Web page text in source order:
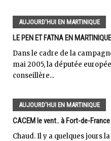
AUJOURD'HUI EN MARTINIQUE
LE PEN ET FATNA EN MARTINIQUE
Dans le cadre de la
mai 2005, la députée
conseillère...
AUJOURD'HUI EN MARTINIQUE
CACEM le vent.. à Fort-de-France
Chaud. Il y a quelques jours